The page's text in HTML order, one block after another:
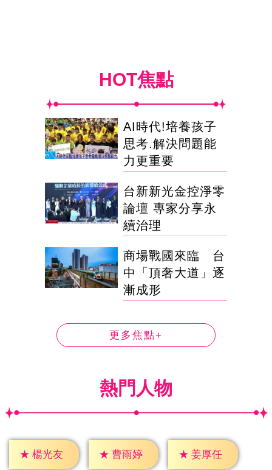
HOT焦點
AI時代!培養孩子
思考.解決問題能
力更重要
台新新光金控淨零
論壇 專家分享永
續治理
商場戰國來臨 台
中「頂奢大道」逐
漸成形
更多焦點+
熱門人物
★ 楊光友 ★ 曹雨婷 ★ 姜厚任